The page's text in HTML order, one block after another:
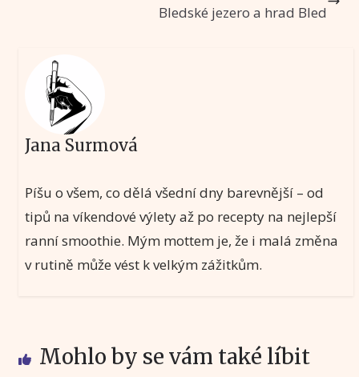
Bledské jezero a hrad Bled
Jana Surmová
Píšu o všem, co dělá všední dny barevnější – od
tipů na víkendové výlety až po recepty na nejlepší
ranní smoothie. Mým mottem je, že i malá změna
v rutině může vést k velkým zážitkům.
Mohlo by se vám také líbit